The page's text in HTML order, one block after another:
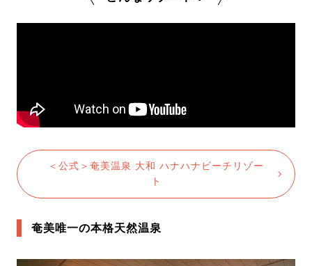
＜公式＞奄美温泉 ⼤和 ハナハナビーチリゾー
ト
奄美唯⼀の本格天然温泉